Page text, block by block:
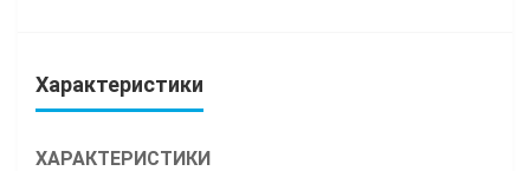
Характеристики
ХАРАКТЕРИСТИКИ